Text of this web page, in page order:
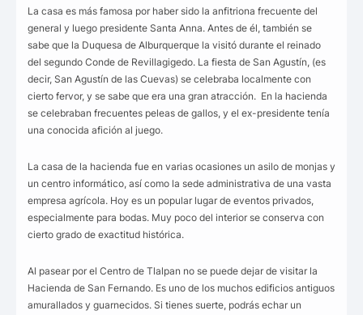
La casa es más famosa por haber sido la anfitriona frecuente del
general y luego presidente Santa Anna. Antes de él, también se
sabe que la Duquesa de Alburquerque la visitó durante el reinado
del segundo Conde de Revillagigedo. La fiesta de San Agustín, (es
decir, San Agustín de las Cuevas) se celebraba localmente con
cierto fervor, y se sabe que era una gran atracción. En la hacienda
se celebraban frecuentes peleas de gallos, y el ex-presidente tenía
una conocida afición al juego.
La casa de la hacienda fue en varias ocasiones un asilo de monjas y
un centro informático, así como la sede administrativa de una vasta
empresa agrícola. Hoy es un popular lugar de eventos privados,
especialmente para bodas. Muy poco del interior se conserva con
cierto grado de exactitud histórica.
Al pasear por el Centro de Tlalpan no se puede dejar de visitar la
Hacienda de San Fernando. Es uno de los muchos edificios antiguos
amurallados y guarnecidos. Si tienes suerte, podrás echar un